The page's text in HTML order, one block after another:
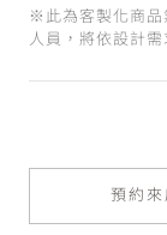
※此為客製化商品
人員，將依設計需
預約來